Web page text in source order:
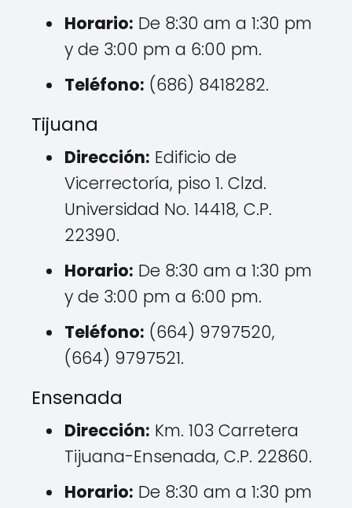
Horario: De 8:30 am a 1:30 pm
y de 3:00 pm a 6:00 pm.
Teléfono: (686) 8418282.
Tijuana
Dirección: Edificio de
Vicerrectoría, piso 1. Clzd.
Universidad No. 14418, C.P.
22390.
Horario: De 8:30 am a 1:30 pm
y de 3:00 pm a 6:00 pm.
Teléfono: (664) 9797520,
(664) 9797521.
Ensenada
Dirección: Km. 103 Carretera
Tijuana-Ensenada, C.P. 22860.
Horario: De 8:30 am a 1:30 pm